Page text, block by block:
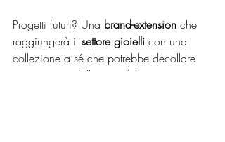
Progetti futuri? Una brand-extension che
raggiungerà il settore gioielli con una
collezione a sé che potrebbe decollare
già a partire dall'estate del 2025. Stay